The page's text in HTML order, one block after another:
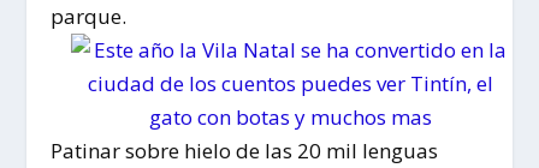
parque.
Patinar sobre hielo de las 20 mil lenguas